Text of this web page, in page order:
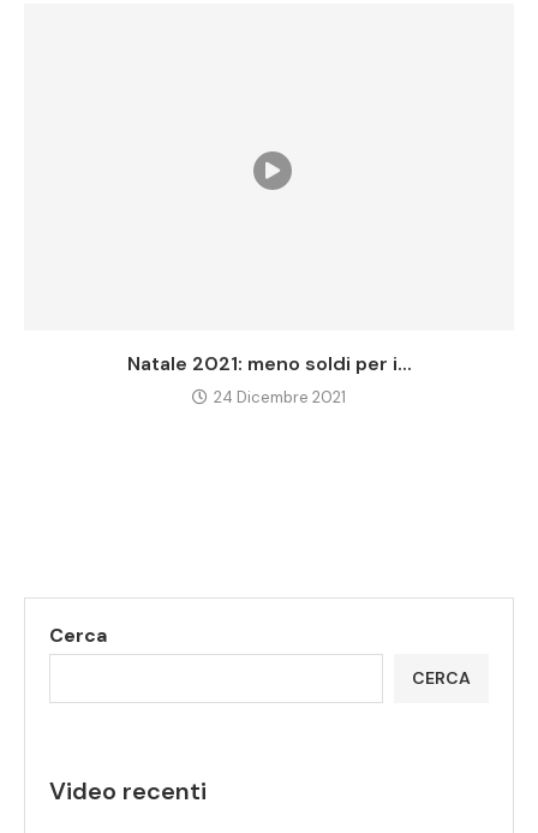
Natale 2021: meno soldi per i...
24 Dicembre 2021
Cerca
CERCA
Video recenti